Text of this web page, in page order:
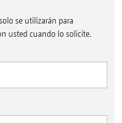
se utilizarán para
usted cuando lo solicite.